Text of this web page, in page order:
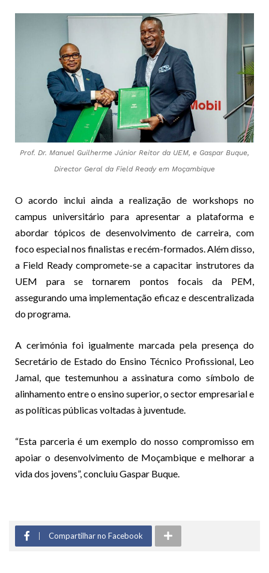
Prof. Dr. Manuel Guilherme Júnior Reitor da UEM, e Gaspar Buque,
Director Geral da Field Ready em Moçambique
O acordo inclui ainda a realização de workshops no
campus universitário para apresentar a plataforma e
abordar tópicos de desenvolvimento de carreira, com
foco especial nos finalistas e recém-formados. Além disso,
a Field Ready compromete-se a capacitar instrutores da
UEM para se tornarem pontos focais da PEM,
assegurando uma implementação eficaz e descentralizada
do programa.
A cerimónia foi igualmente marcada pela presença do
Secretário de Estado do Ensino Técnico Profissional, Leo
Jamal, que testemunhou a assinatura como símbolo de
alinhamento entre o ensino superior, o sector empresarial e
as políticas públicas voltadas à juventude.
“Esta parceria é um exemplo do nosso compromisso em
apoiar o desenvolvimento de Moçambique e melhorar a
vida dos jovens”, concluiu Gaspar Buque.
Compartilhar no Facebook